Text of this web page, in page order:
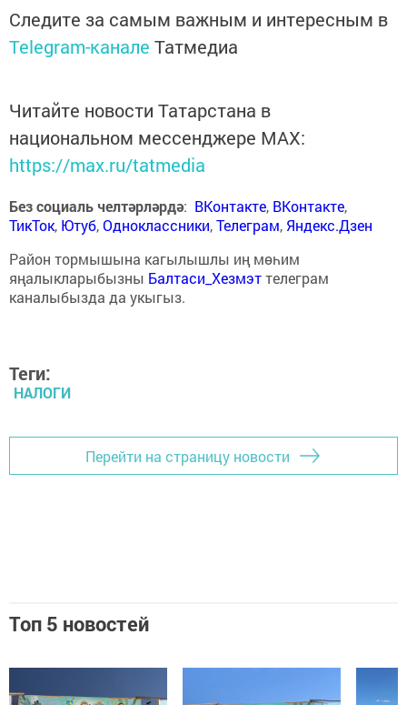
Следите за самым важным и интересным в
Telegram-канале Татмедиа
Читайте новости Татарстана в
национальном мессенджере MАХ:
https://max.ru/tatmedia
Без социаль челтәрләрдә: ВКонтакте, ВКонтакте,
ТикТок, Ютуб,Одноклассники,Телеграм, Яндекс.Дзен
Район тормышына кагылышлы иң мөһим
яңалыкларыбызны Балтаси_Хезмэттелеграм
каналыбызда да укыгыз.
Теги:
НАЛОГИ
Перейти на страницу новости
Топ 5 новостей